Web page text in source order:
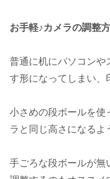
お手軽♪カメラの調整
普通に机にパソコンや
す形になってしまい、
小さめの段ボールを使
ラと同じ高さになるよ
手ごろな段ボールが無